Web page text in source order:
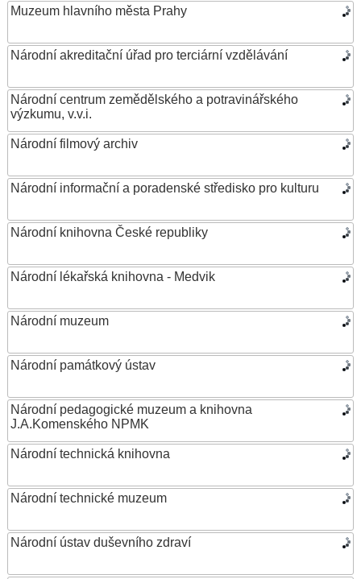
Muzeum hlavního města Prahy
Národní akreditační úřad pro terciární vzdělávání
Národní centrum zemědělského a potravinářského
výzkumu, v.v.i.
Národní filmový archiv
Národní informační a poradenské středisko pro kulturu
Národní knihovna České republiky
Národní lékařská knihovna - Medvik
Národní muzeum
Národní památkový ústav
Národní pedagogické muzeum a knihovna
J.A.Komenského NPMK
Národní technická knihovna
Národní technické muzeum
Národní ústav duševního zdraví